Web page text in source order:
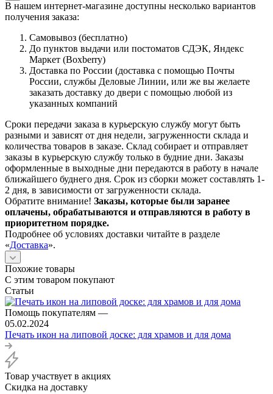
В нашем интернет-магазине доступны несколько вариантов
получения заказа:
Самовывоз (бесплатно)
До пунктов выдачи или постоматов СДЭК, Яндекс
Маркет (Boxberry)
Доставка по России (доставка с помощью Почты
России, службы Деловые Линии, или же вы желаете
заказать доставку до двери с помощью любой из
указанных компаний
Сроки передачи заказа в курьерскую службу могут быть
разными и зависят от дня недели, загруженности склада и
количества товаров в заказе. Склад собирает и отправляет
заказы в курьерскую службу только в будние дни. Заказы
оформленные в выходные дни передаются в работу в начале
ближайшего буднего дня. Срок из сборки может составлять 1-
2 дня, в зависимости от загруженности склада.
Обратите внимание! Заказы, которые были заранее
оплачены, обрабатываются и отправляются в работу в
приоритетном порядке.
Подробнее об условиях доставки читайте в разделе
«Доставка».
Похожие товары
С этим товаром покупают
Статьи
Помощь покупателям —
05.02.2024
Печать икон на липовой доске: для храмов и для дома
Товар участвует в акциях
Скидка на доставку